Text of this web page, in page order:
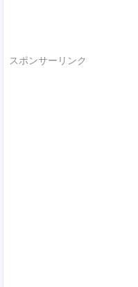
スポンサーリンク